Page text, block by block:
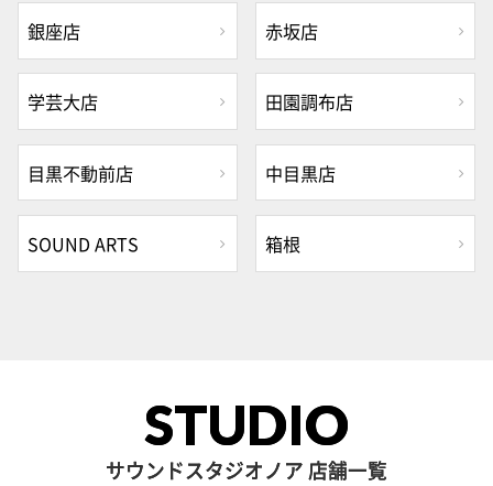
銀座店 赤坂店
学芸大店 田園調布店
目黒不動前店 中目黒店
SOUND ARTS 箱根
STUDIO
サウンドスタジオノア 店舗一覧